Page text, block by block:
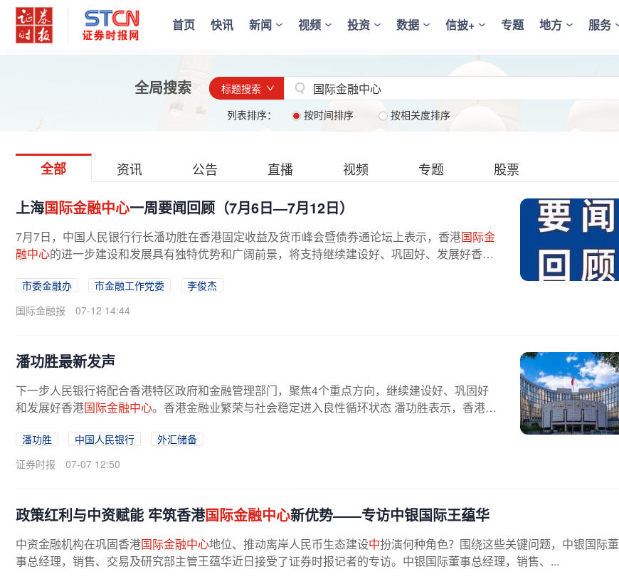
首页 快讯 新闻 视频 投资 数据 信披+ 专题 地方 服务
全局搜索 标题搜索
列表排序： 按时间排序 按相关度排序
全部 资讯 公告 直播 视频 专题 股票
上海国际金融中心一周要闻回顾（7月6日—7月12日）
7月7日，中国人民银行行长潘功胜在香港固定收益及货币峰会暨债券通论坛上表示，香港国际金
融中心的进一步建设和发展具有独特优势和广阔前景，将支持继续建设好、巩固好、发展好香港
市委金融办 市金融工作党委
李俊杰
国际金融报
07-12 14:44
潘功胜最新发声
下一步人民银行将配合香港特区政府和金融管理部门，聚焦4个重点方向，继续建设好、巩固好
和发展好香港国际金融中心。香港金融业繁荣与社会稳定进入良性循环状态 潘功胜表示，香港国
潘功胜 中国人民银行
外汇储备
证券时报
07-07 12:50
政策红利与中资赋能 牢筑香港国际金融中心新优势——专访中银国际王蕴华
中资金融机构在巩固香港国际金融中心地位、推动离岸人民币生态建设中扮演何种角色？围绕这些关键问题，中银国际董
事总经理，销售、交易及研究部主管王蕴华近日接受了证券时报记者的专访。中银国际董事总经理，销售、...